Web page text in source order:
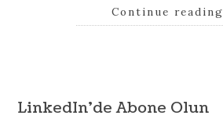
Continue reading
LinkedIn’de Abone Olun